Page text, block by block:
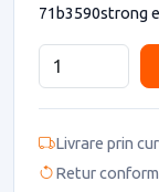
71b3590strong
Livrare prin
Retur